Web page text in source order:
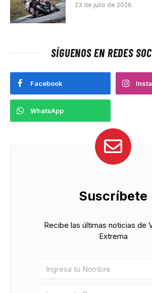
23 de julio de 2026
SÍGUENOS EN REDES
Facebook
WhatsApp
Suscríbete
Recibe las últimas noticias de
Extrema